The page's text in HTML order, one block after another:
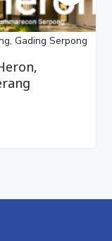
Gading Serpong